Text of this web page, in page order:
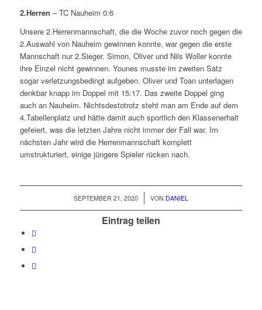
2.Herren – TC Nauheim 0:6
Unsere 2.Herrenmannschaft, die die Woche zuvor noch gegen die
2.Auswahl von Nauheim gewinnen konnte, war gegen die erste
Mannschaft nur 2.Sieger. Simon, Oliver und Nils Woller konnte
ihre Einzel nicht gewinnen. Younes musste im zweiten Satz
sogar verletzungsbedingt aufgeben. Oliver und Toan unterlagen
denkbar knapp im Doppel mit 15:17. Das zweite Doppel ging
auch an Nauheim. Nichtsdestotrotz steht man am Ende auf dem
4.Tabellenplatz und hätte damit auch sportlich den Klassenerhalt
gefeiert, was die letzten Jahre nicht immer der Fall war. Im
nächsten Jahr wird die Herrenmannschaft komplett
umstrukturiert, einige jüngere Spieler rücken nach.
SEPTEMBER 21, 2020
/ VON DANIEL
Eintrag teilen